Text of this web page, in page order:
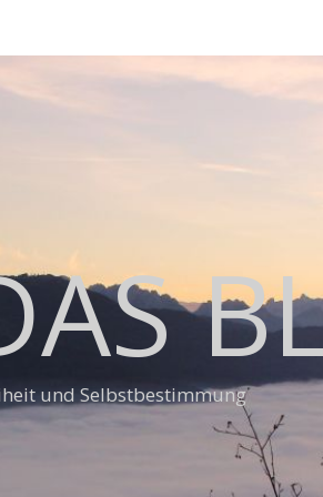
und Selbstbestimmung